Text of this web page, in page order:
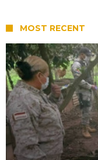
MOST RECENT